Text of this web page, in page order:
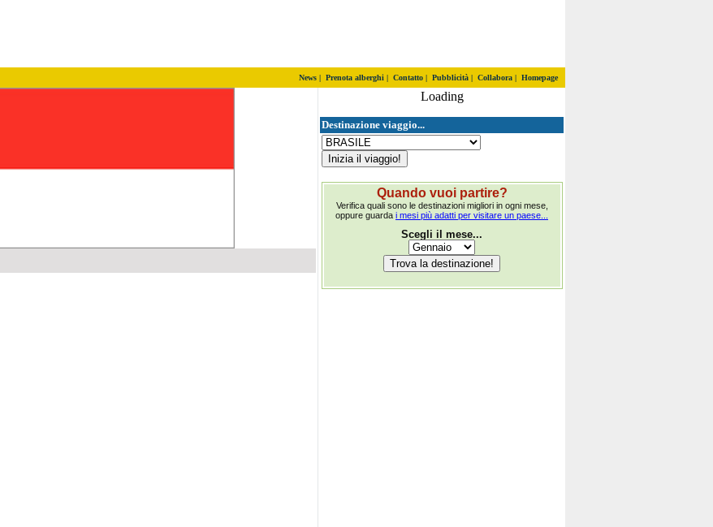
News | Prenota alberghi | Contatto | Pubblicità | Collabora | Homepage
Loading
Destinazione viaggio...
Quando vuoi partire?
Verifica quali sono le destinazioni migliori in ogni mese,
oppure guarda i mesi più adatti per visitare un paese...
Scegli il mese...